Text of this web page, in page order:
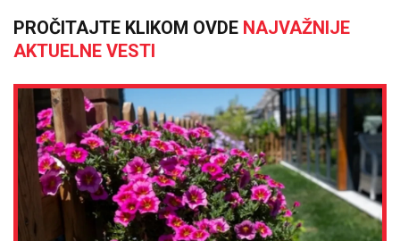
PROČITAJTE KLIKOM OVDE NAJVAŽNIJE
AKTUELNE VESTI